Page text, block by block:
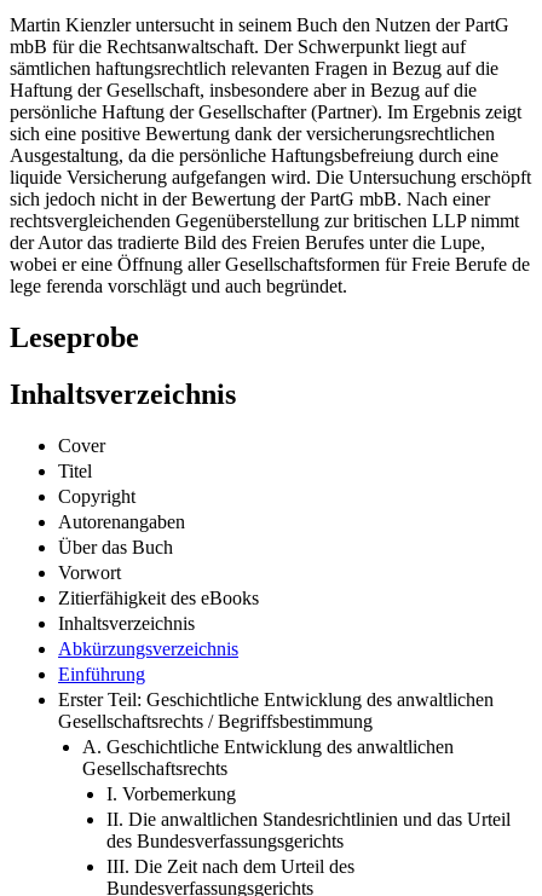
Zusammenfassung
Martin Kienzler untersucht in seinem Buch den Nutzen der PartG
mbB für die Rechtsanwaltschaft. Der Schwerpunkt liegt auf
sämtlichen haftungsrechtlich relevanten Fragen in Bezug auf die
Haftung der Gesellschaft, insbesondere aber in Bezug auf die
persönliche Haftung der Gesellschafter (Partner). Im Ergebnis zeigt
sich eine positive Bewertung dank der versicherungsrechtlichen
Ausgestaltung, da die persönliche Haftungsbefreiung durch eine
liquide Versicherung aufgefangen wird. Die Untersuchung erschöpft
sich jedoch nicht in der Bewertung der PartG mbB. Nach einer
rechtsvergleichenden Gegenüberstellung zur britischen LLP nimmt
der Autor das tradierte Bild des Freien Berufes unter die Lupe,
lege ferenda vorschlägt und auch begründet.
Leseprobe
Inhaltsverzeichnis
Cover
Titel
Copyright
Autorenangaben
Über das Buch
Vorwort
Zitierfähigkeit des eBooks
Inhaltsverzeichnis
Abkürzungsverzeichnis
Einführung
Erster Teil: Geschichtliche Entwicklung des anwaltlichen
Gesellschaftsrechts / Begriffsbestimmung
A. Geschichtliche Entwicklung des anwaltlichen
Gesellschaftsrechts
I. Vorbemerkung
II. Die anwaltlichen Standesrichtlinien und das Urteil
des Bundesverfassungsgerichts